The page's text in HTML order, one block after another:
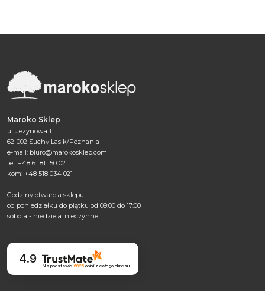
Maroko Sklep
ul. Jeżynowa 1
62-002 Suchy Las k/Poznania
e-mail: biuro@marokosklep.com
tel: +48 61 811 50 02
kom: +48 518 034 021
Godziny otwarcia sklepu:
od poniedziałku do piątku od 09:00 do 17:00
sobota - niedziela: nieczynne
4.9
Na podstawie 6026opinii z całego okresu